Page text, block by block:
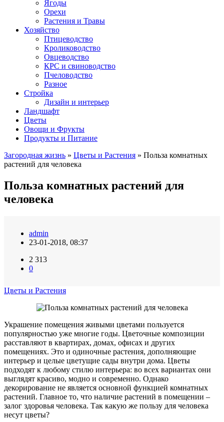
Ягоды
Орехи
Растения и Травы
Хозяйство
Птицеводство
Кролиководство
Овцеводство
КРС и свиноводство
Пчеловодство
Разное
Стройка
Дизайн и интерьер
Ландшафт
Цветы
Овощи и Фрукты
Продукты и Питание
Загородная жизнь » Цветы и Растения » Польза комнатных
растений для человека
Польза комнатных растений для
человека
admin
23-01-2018, 08:37
2 313
0
Цветы и Растения
Украшение помещения живыми цветами пользуется
популярностью уже многие годы. Цветочные композиции
расставляют в квартирах, домах, офисах и других
помещениях. Это и одиночные растения, дополняющие
интерьер и целые цветущие сады внутри дома. Цветы
подходят к любому стилю интерьера: во всех вариантах они
выглядят красиво, модно и современно. Однако
декорирование не является основной функцией комнатных
растений. Главное то, что наличие растений в помещении –
залог здоровья человека. Так какую же пользу для человека
несут цветы?